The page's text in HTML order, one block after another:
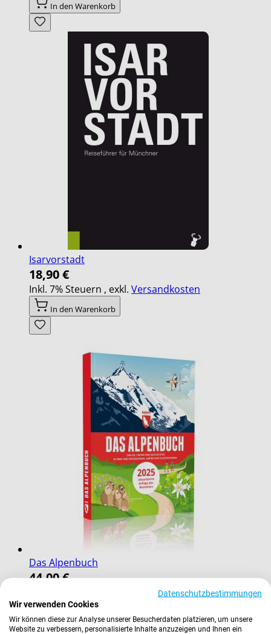
In den Warenkorb
Isarvorstadt
18,90 €
Inkl. 7% Steuern , exkl. Versandkosten
In den Warenkorb
Das Alpenbuch
44,00 €
Versandkosten
Datenschutzbestimmungen
Wir verwenden Cookies
Wir können diese zur Analyse unserer Besucherdaten platzieren, um unsere
Website zu verbessern, personalisierte Inhalte anzuzeigen und Ihnen ein